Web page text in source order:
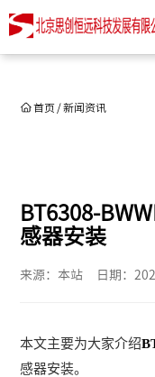
首页 / 新闻资讯
BT6308-
感器安装
来源：本站 日期：
本文主要为大家介绍
感器安装。